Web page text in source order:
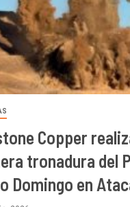
Copper
tronadura del
Domingo en